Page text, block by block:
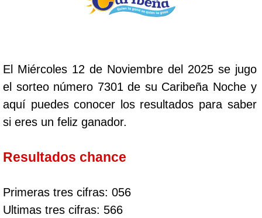
El Miércoles 12 de Noviembre del 2025 se jugo
el sorteo número 7301 de su Caribeña Noche y
aquí puedes conocer los resultados para saber
si eres un feliz ganador.
Resultados chance
Primeras tres cifras: 056
Ultimas tres cifras: 566